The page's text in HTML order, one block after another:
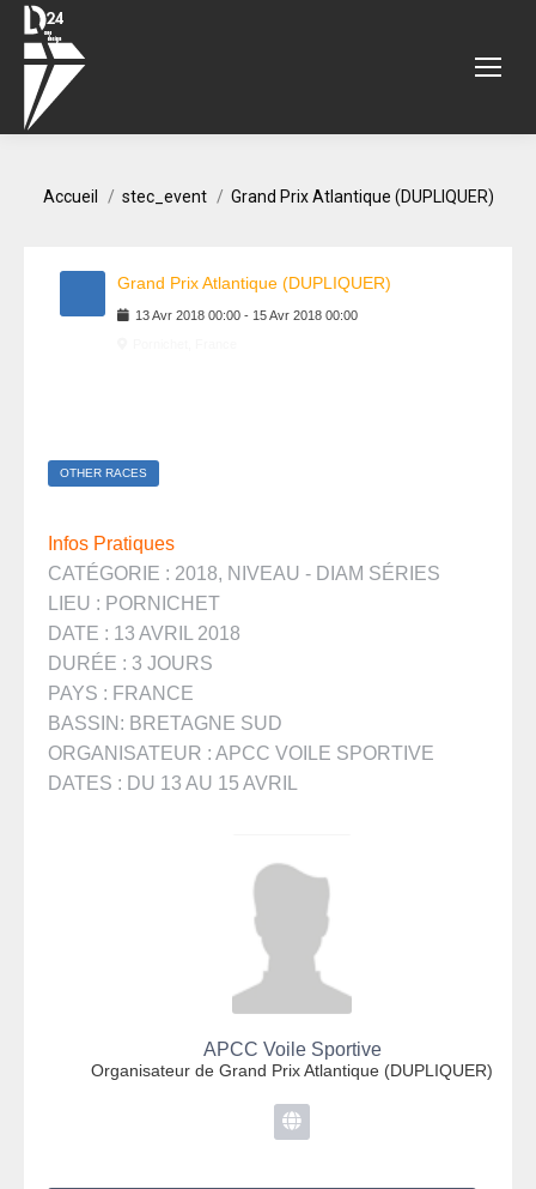
Accueil stec_event Grand Prix Atlantique (DUPLIQUER)
Grand Prix Atlantique (DUPLIQUER)
13Avr 2018 00:00 - 15Avr 2018 00:00
OTHER RACES
Infos Pratiques
CATÉGORIE : 2018, NIVEAU - DIAM SÉRIES
LIEU : PORNICHET
DATE : 13 AVRIL 2018
DURÉE : 3 JOURS
PAYS : FRANCE
BASSIN: BRETAGNE SUD
ORGANISATEUR : APCC VOILE SPORTIVE
DATES : DU 13 AU 15 AVRIL
APCC Voile Sportive
Organisateur de Grand Prix Atlantique (DUPLIQUER)